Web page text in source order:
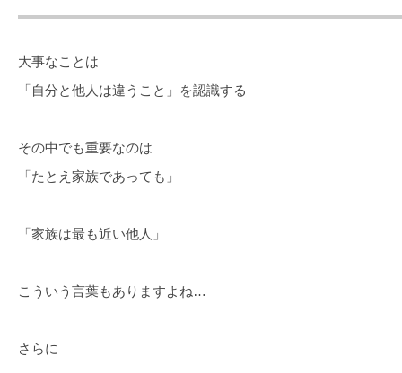
大事なことは
「自分と他人は違うこと」を認識する
その中でも重要なのは
「たとえ家族であっても」
「家族は最も近い他人」
こういう言葉もありますよね…
さらに